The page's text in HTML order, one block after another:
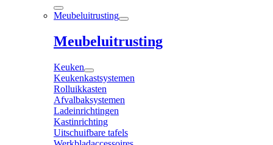
Meubeluitrusting
Meubeluitrusting
Keuken
Keukenkastsystemen
Rolluikkasten
Afvalbaksystemen
Ladeinrichtingen
Kastinrichting
Uitschuifbare tafels